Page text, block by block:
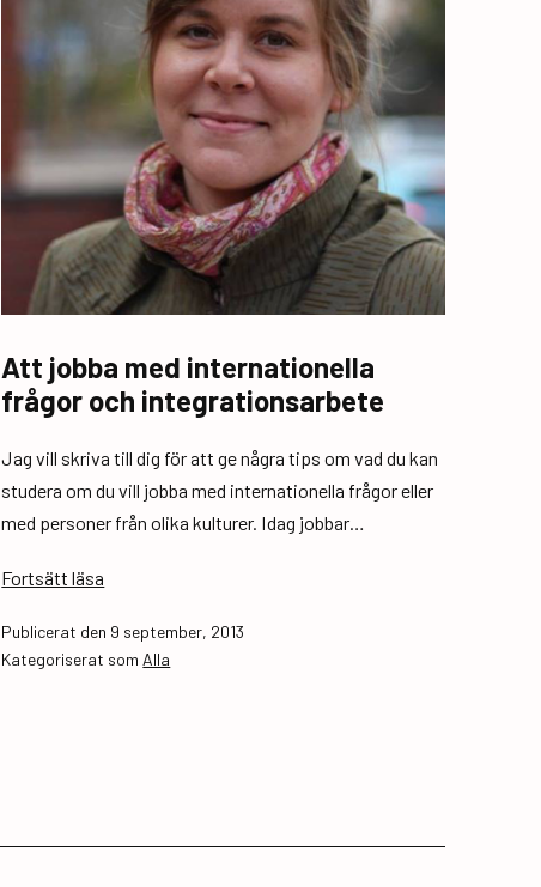
Att jobba med internationella
frågor och integrationsarbete
Jag vill skriva till dig för att ge några tips om vad du kan
studera om du vill jobba med internationella frågor eller
med personer från olika kulturer. Idag jobbar…
Fortsätt läsa
med
internationella
Publicerat den 9 september, 2013
Kategoriserat som Alla